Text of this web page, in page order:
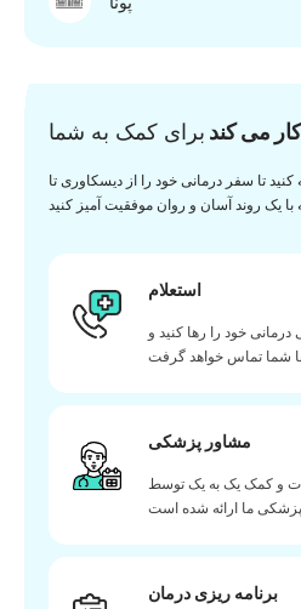
می کند برای کمک به شما
تا سفر درمانی خود را از دیسکاوری تا
استعلام
خود را رها کنید و
شما تماس خواهد گرفت
مشاور پزشکی
و کمک یک به یک توسط
ما ارائه شده است
برنامه ریزی درمان